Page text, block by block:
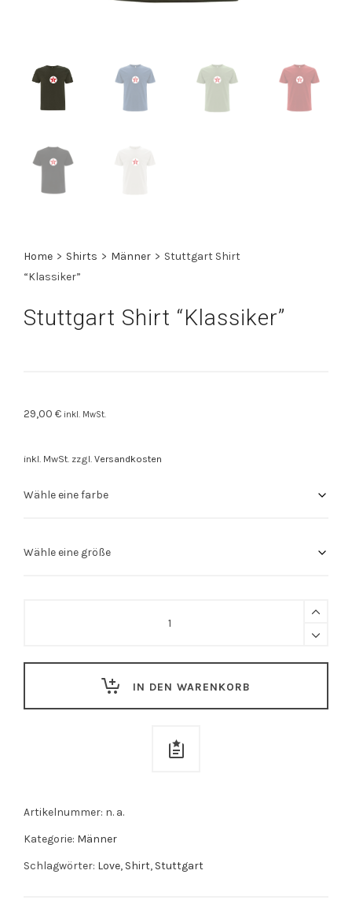
Home > Shirts > Männer > Stuttgart Shirt
“Klassiker”
Stuttgart Shirt “Klassiker”
29,00 € inkl. MwSt.
inkl. MwSt. zzgl. Versandkosten
IN DEN WARENKORB
Artikelnummer: n. a.
Kategorie: Männer
Schlagwörter: Love, Shirt, Stuttgart